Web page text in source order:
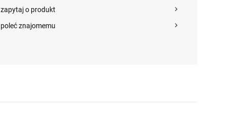
zapytaj o produkt
poleć znajomemu